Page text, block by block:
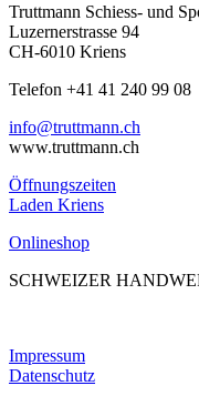
Truttmann Schiess- und
Luzernerstrasse 94
CH-6010 Kriens
Telefon +41 41 240 99 08
hc.nnamtturt@ofni
www.truttmann.ch
Öffnungszeiten
Laden Kriens
Onlineshop
SCHWEIZER
Impressum
Datenschutz